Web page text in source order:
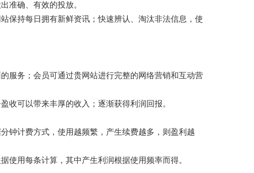
准确、有效的投放。
保持每日拥有新鲜资讯；快速辨认、淘汰非法信息，使
服务；会员可通过贵网站进行完整的网络营销和互动营
收可以带来丰厚的收入；逐渐获得利润回报。
钟计费方式，使用越频繁，产生续费越多，则盈利越
使用每条计算，其中产生利润根据使用频率而得。